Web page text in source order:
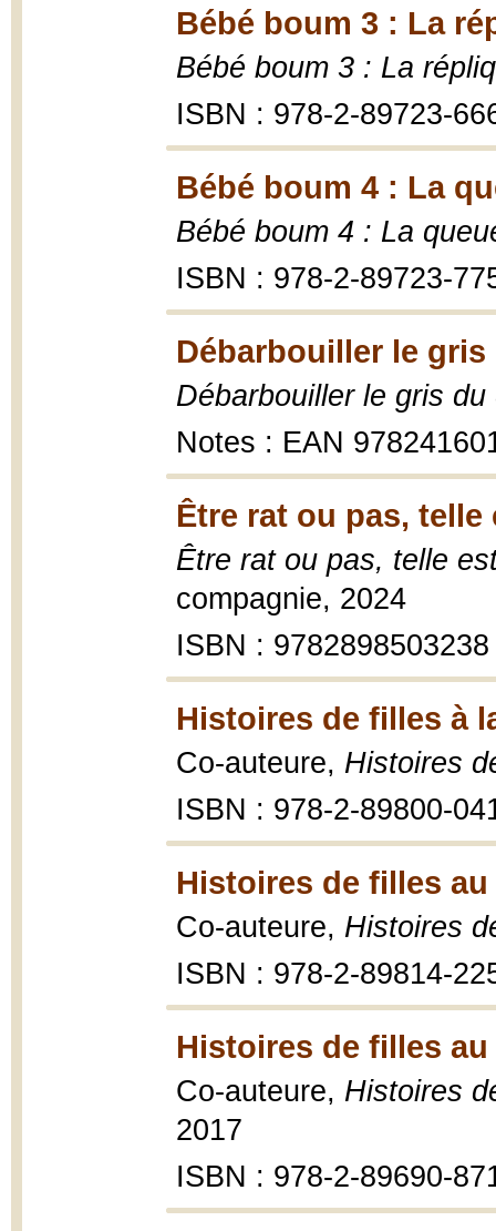
Bébé boum 3 : La
Bébé boum 3 : La
ISBN : 978-2-89723-
Bébé boum 4 : La
Bébé boum 4 : La
ISBN : 978-2-89723-
Débarbouiller le gris
Débarbouiller le gris du
Notes : EAN
Être rat ou pas,
Être rat ou pas, telle
compagnie, 2024
ISBN : 9782898503238
Histoires de filles à
Co-auteure, Histoires
ISBN : 978-2-89800-
Histoires de filles au
Co-auteure, Histoires
ISBN : 978-2-89814-
Histoires de filles au
Co-auteure, Histoires
2017
ISBN : 978-2-89690-